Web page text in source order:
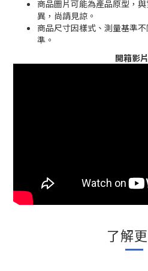
商品圖片可能為產品原型，
異，尚請見諒。
商品尺寸因樣式、測量基準
準。
開箱影片
了解